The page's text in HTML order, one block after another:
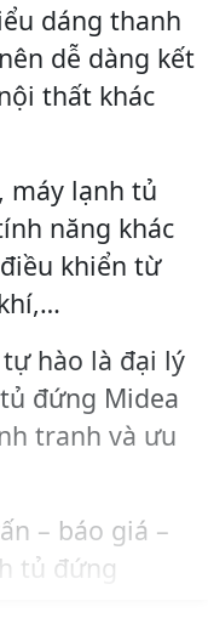
dáng thanh
dễ dàng kết
thất khác
máy lạnh tủ
năng khác
khiển từ
hào là đại lý
đứng Midea
tranh và ưu
– báo giá –
tủ đứng